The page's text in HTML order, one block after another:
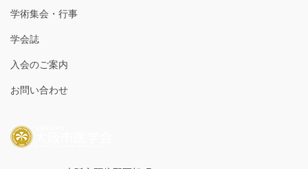
学術集会・行事
学会誌
入会のご案内
お問い合わせ